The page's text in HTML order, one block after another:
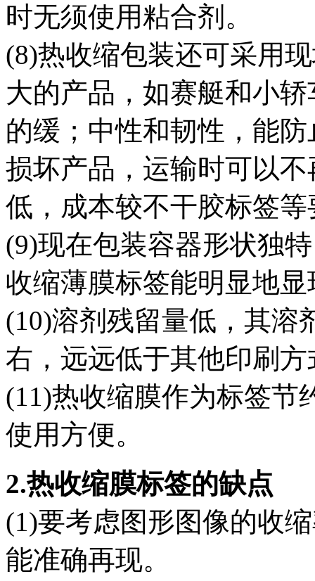
时无须使用粘合剂。
(8)热收缩包装还可采用
大的产品，如赛艇和小
的缓；中性和韧性，能
损坏产品，运输时可以
低，成本较不干胶标签等
(9)现在包装容器形状独
收缩薄膜标签能明显地
(10)溶剂残留量低，其溶
右，远远低于其他印刷方
(11)热收缩膜作为标签节
使用方便。
2.热收缩膜标签的缺点
(1)要考虑图形图像的收
能准确再现。